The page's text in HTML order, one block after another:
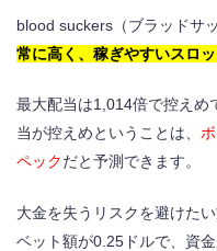
blood suckers（ブラッドサ
常に高く、稼ぎやすいスロッ
最大配当は1,014倍で控えめ
当が控えめということは、
ペックだと予測できます。
大金を失うリスクを避けた
ベット額が0.25ドルで、資